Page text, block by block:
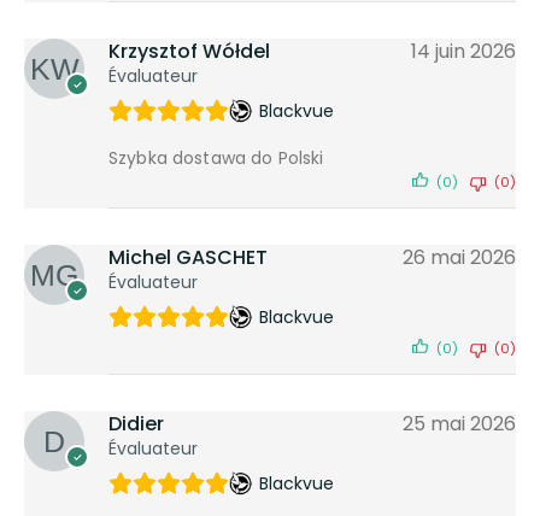
Krzysztof Wółdel
Évaluateur
14 juin 2026
Blackvue
Szybka dostawa do Polski
(0) (0)
Michel GASCHET
Évaluateur
26 mai 2026
Blackvue
(0) (0)
Didier
Évaluateur
25 mai 2026
Blackvue